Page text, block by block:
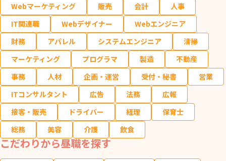
Webマーケティング 販売 会計
人事
IT関連職
Webデザイナー
Webエンジニア
財務
アパレル システムエンジニア
清掃
マーケティング
プログラマ 製造
不動産
事務
人材 企画・運営 受付・秘書
営業
ITコンサルタント
広告 法務
広報
接客・販売
ドライバー 経理
保育士
総務
美容 介護 飲食
こだわりから昼職を探す